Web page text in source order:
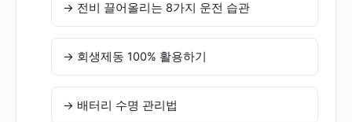
→ 전비 끌어올리는 8가지 운전 습관
→ 회생제동 100% 활용하기
→ 배터리 수명 관리법